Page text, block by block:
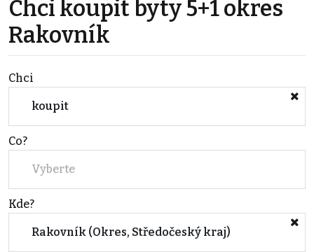
Chci koupit byty 5+1 okres
Rakovník
Chci
koupit
Co?
Vyberte
Kde?
Rakovník (Okres, Středočeský kraj)